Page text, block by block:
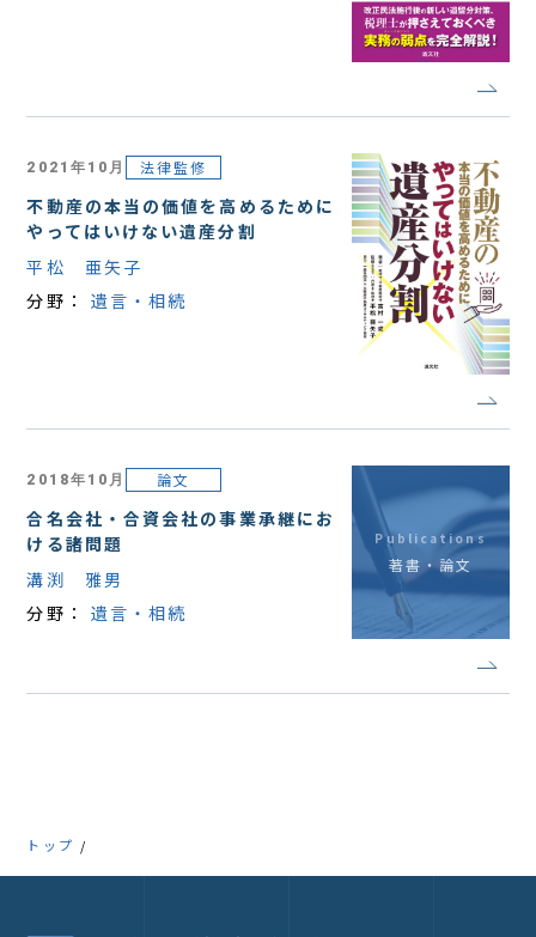
2021年10月 法律監修
不動産の本当の価値を高めるために
やってはいけない遺産分割
平松 亜矢子
分野： 遺言・相続
2018年10月 論文
合名会社・合資会社の事業承継にお
ける諸問題
溝渕 雅男
分野： 遺言・相続
Publications
著書・論文
トップ